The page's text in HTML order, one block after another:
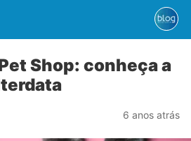
Shop: conheça a
6 anos atrás